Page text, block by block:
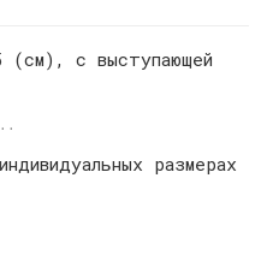
(см), с выступающей
размерах